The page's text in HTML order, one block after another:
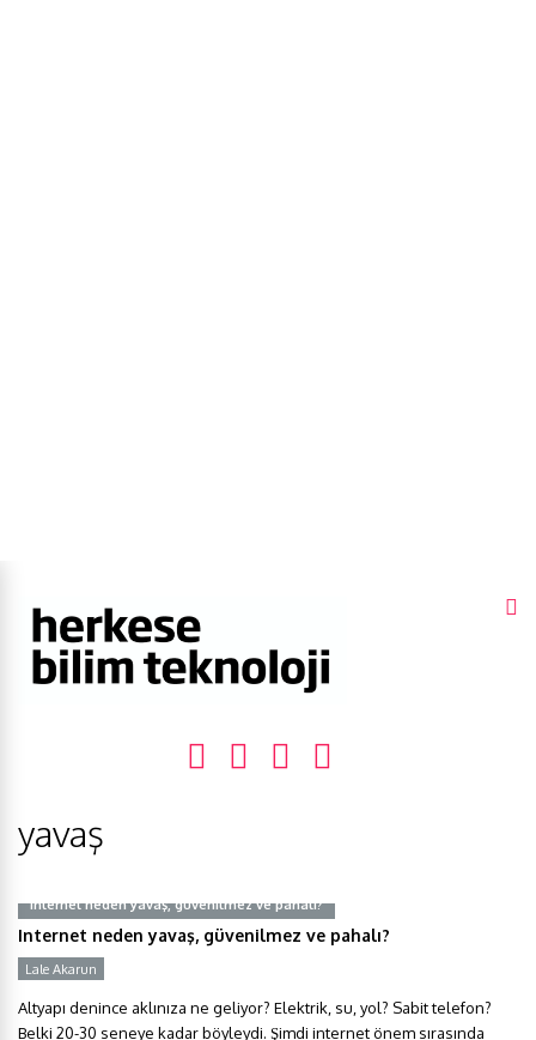
yavaş
Internet neden yavaş, güvenilmez ve pahalı?
Internet neden yavaş, güvenilmez ve pahalı?
Lale Akarun
Altyapı denince aklınıza ne geliyor? Elektrik, su, yol? Sabit telefon?
Belki 20-30 seneye kadar böyleydi. Şimdi internet önem sırasında